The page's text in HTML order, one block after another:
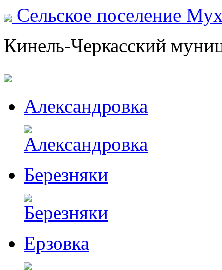
Сельское поселение
Кинель-Черкасский
Александровка
Березняки
Ерзовка